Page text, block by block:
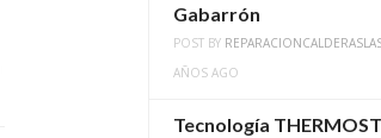
Gabarrón
POST BY
AÑOS AGO
Tecnología